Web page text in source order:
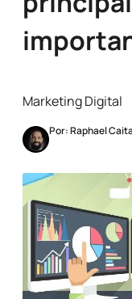
Marketing Digital
Por: Raphael